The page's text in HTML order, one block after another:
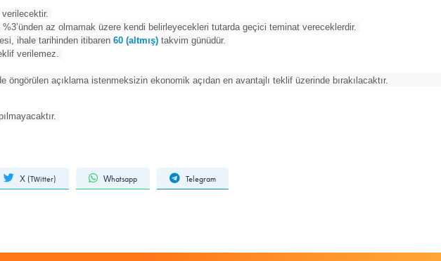
az olmamak üzere kendi belirleyecekleri tutarda geçici teminat vereceklerdir.
ihale tarihinden itibaren60 (altmış) takvim günüdür.
verilemez.
öngörülen açıklama istenmeksizin ekonomik açıdan en avantajlı teklif üzerinde bırakılacaktır.
X (Twitter) Whatsapp Telegram